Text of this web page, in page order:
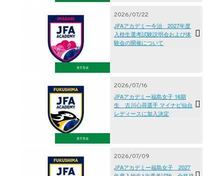
選手育成
2026/07/22
JFAアカデミー今治 2027年度
入校生選考試験説明会および体
験会の開催について
選手育成
2026/07/16
JFAアカデミー福島女子 16期
生 古川心尋選手 マイナビ仙台
レディースに加入決定
2026/07/09
JFAアカデミー福島女子 2027